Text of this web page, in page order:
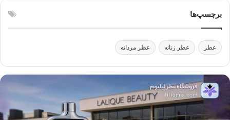
برچسپ‌ها
عطر عطر زنانه عطر مردانه
لالیک
بیوتی:
تلفیق
هنر،